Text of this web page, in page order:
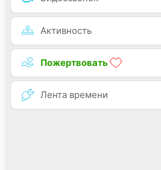
Активность
Пожертвовать
Лента времени